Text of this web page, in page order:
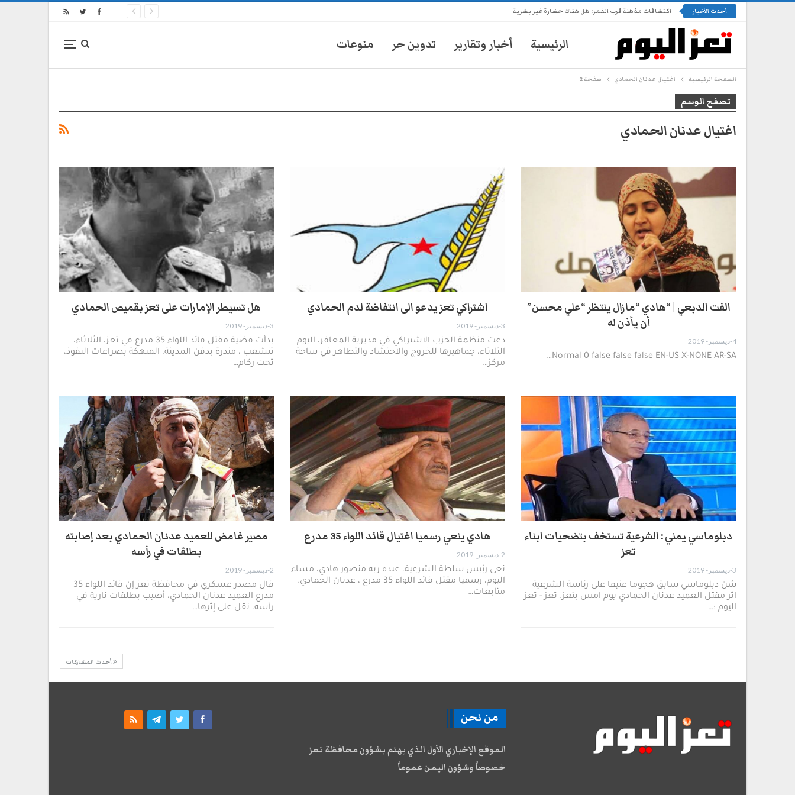
أحدث الأخبار اكتشافات مذهلة قرب القمر: هل هناك حضارة غير بشرية
الرئيسية أخبار وتقارير تدوين حر منوعات
الصفحة الرئيسية اغتيال عدنان الحمادي صفحة 2
تصفح الوسم
اغتيال عدنان الحمادي
الفت الدبعي | “هادي “مازال ينتظر “علي محسن”
أن يأذن له
4-ديسمبر- 2019
Normal 0 false false false EN-US X-NONE AR-SA
…
اشتراكي تعز يدعو الى انتفاضة لدم الحمادي
3-ديسمبر- 2019
دعت منظمة الحزب الاشتراكي في مديرية المعافر، اليوم
الثلاثاء، جماهيرها للخروج والاحتشاد والتظاهر في ساحة
مركز…
هل تسيطر الإمارات على تعز بقميص الحمادي
3-ديسمبر- 2019
بدأت قضية مقتل قائد اللواء 35 مدرع في تعز، الثلاثاء،
تتشعب ، منذرة بدفن المدينة، المنهكة بصراعات النفوذ،
تحت ركام…
دبلوماسي يمني : الشرعية تستخف بتضحيات ابناء
تعز
3-ديسمبر- 2019
شن دبلوماسي سابق هجوما عنيفا على رئاسة الشرعية
اثر مقتل العميد عدنان الحمادي يوم امس بتعز. تعز - تعز
اليوم :…
هادي ينعي رسميا اغتيال قائد اللواء 35 مدرع
2-ديسمبر- 2019
نعى رئيس سلطة الشرعية، عبده ربه منصور هادي، مساء
اليوم، رسميا مقتل قائد اللواء 35 مدرع ، عدنان الحمادي.
متابعات…
مصير غامض للعميد عدنان الحمادي بعد إصابته
بطلقات في رأسه
2-ديسمبر- 2019
قال مصدر عسكري في محافظة تعز إن قائد اللواء 35
مدرع العميد عدنان الحمادي، أصيب بطلقات نارية في
رأسه، نقل على إثرها…
أحدث المشاركات
من نحن
الموقع الإخباري الأول الذي يهتم بشؤون محافظة تعز
خصوصاً وشؤون اليمن عموماً